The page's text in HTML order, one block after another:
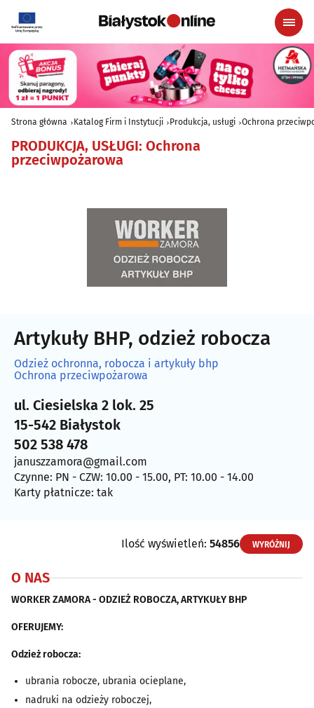
Strona główna Katalog Firm i Instytucji Produkcja, usługi Ochrona
PRODUKCJA, USŁUGI: Ochrona
przeciwpożarowa
Artykuły BHP, odzież robocza
Odzież ochronna, robocza i artykuły bhp
Ochrona przeciwpożarowa
ul. Ciesielska 2 lok. 25
15-542 Białystok
502 538 478
januszzamora@gmail.com
Czynne: PN - CZW: 10.00 - 15.00, PT: 10.00 - 14.00
Karty płatnicze: tak
Ilość wyświetleń: 54856 WYRÓŻNIJ
O NAS
WORKER ZAMORA - ODZIEŻ ROBOCZA, ARTYKUŁY BHP
OFERUJEMY:
Odzież robocza:
ubrania robocze, ubrania ocieplane,
nadruki na odzieży roboczej,